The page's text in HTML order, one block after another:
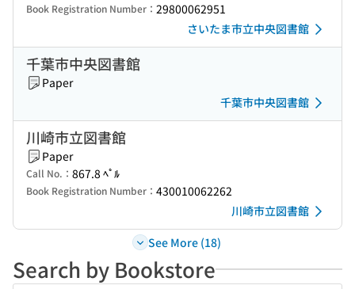
Book Registration Number： 29800062951
さいたま市立中央図書館
千葉市中央図書館
Paper
千葉市中央図書館
川崎市立図書館
Paper
Call No.： 867.8 ﾍﾟﾙ
Book Registration Number： 430010062262
川崎市立図書館
See More (18)
Search by Bookstore